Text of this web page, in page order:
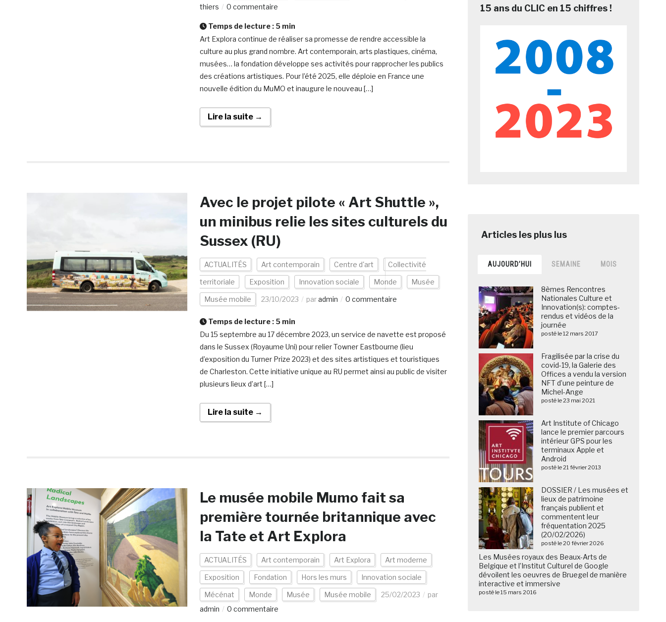
thiers
0 commentaire
Temps de lecture : 5 min
Art Explora continue de réaliser sa promesse de rendre accessible la
culture au plus grand nombre. Art contemporain, arts plastiques, cinéma,
musées… la fondation développe ses activités pour rapprocher les publics
des créations artistiques. Pour l’été 2025, elle déploie en France une
nouvelle édition du MuMO et inaugure le nouveau […]
Lire la suite →
Avec le projet pilote « Art Shuttle »,
un minibus relie les sites culturels du
Sussex (RU)
ACTUALITÉS Art contemporain Centre d'art Collectivité
territoriale Exposition Innovation sociale Monde Musée
Musée mobile 23/10/2023 paradmin 0 commentaire
Temps de lecture : 5 min
Du 15 septembre au 17 décembre 2023, un service de navette est proposé
dans le Sussex (Royaume Uni) pour relier Towner Eastbourne (lieu
d’exposition du Turner Prize 2023) et des sites artistiques et touristiques
de Charleston. Cette initiative unique au RU permet ainsi au public de visiter
plusieurs lieux d’art […]
Lire la suite →
Le musée mobile Mumo fait sa
première tournée britannique avec
la Tate et Art Explora
ACTUALITÉS Art contemporain Art Explora Art moderne
Exposition Fondation Hors les murs Innovation sociale
Mécénat Monde Musée Musée mobile 25/02/2023
par
admin
0 commentaire
15 ans du CLIC en 15 chiffres !
AUJOURD’HUI SEMAINE MOIS
8èmes Rencontres
Nationales Culture et
Innovation(s): comptes-
rendus et vidéos de la
journée
posté le 12 mars 2017
Fragilisée par la crise du
covid-19, la Galerie des
Offices a vendu la version
NFT d’une peinture de
Michel-Ange
posté le 23 mai 2021
Art Institute of Chicago
lance le premier parcours
intérieur GPS pour les
terminaux Apple et
Android
posté le 21 février 2013
DOSSIER / Les musées et
lieux de patrimoine
français publient et
commentent leur
fréquentation 2025
(20/02/2026)
posté le 20 février 2026
Les Musées royaux des Beaux-Arts de
Belgique et l’Institut Culturel de Google
dévoilent les oeuvres de Bruegel de manière
interactive et immersive
posté le 15 mars 2016